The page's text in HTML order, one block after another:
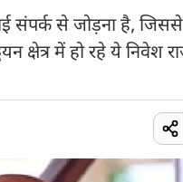
संपर्क से जोड़ना है, जिससे
क्षेत्र में हो रहे ये निवेश